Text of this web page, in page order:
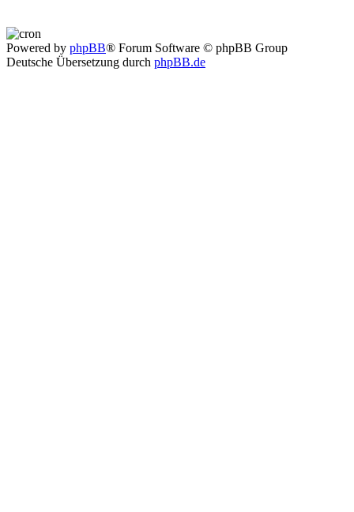
Powered by phpBB® Forum Software © phpBB Group
Deutsche Übersetzung durch phpBB.de